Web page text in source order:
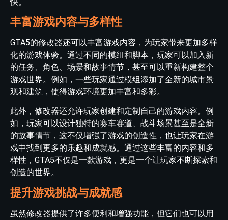
丰富游戏内容与多样性
GTA5的修改器还可以丰富游戏内容，为玩家带来更加多样
化的游戏体验。通过不同的模组和脚本，玩家可以加入新
的任务、角色、场景和故事情节，甚至可以重新构建整个
游戏世界。例如，一些玩家通过模组添加了全新的城市景
观和建筑，使得游戏环境更加丰富和多彩。
此外，修改器还允许玩家创建和定制自己的游戏内容。例
如，玩家可以设计独特的赛车赛道、战斗场景甚至是全新
的故事情节，这不仅增强了游戏的创造性，也让玩家在游
戏中找到更多的乐趣和成就感。通过这些丰富的内容和多
样性，GTA5不仅是一款游戏，更是一个让玩家不断探索和
创造的世界。
提升游戏挑战与成就感
虽然修改器提供了许多便利和增强功能，但它们也可以用